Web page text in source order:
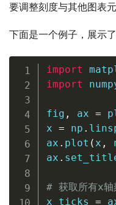
要调整刻度与其他图表
下面是一个例子，展示
import
import
fig , ax =
x = np .
ax . plot ( x ,
ax .
# 获取所有x轴
x_ticks =